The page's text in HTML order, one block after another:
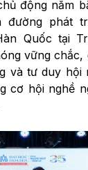
động nắm
phát
Quốc tại
vững chắc,
và tư duy hội
cơ hội nghề